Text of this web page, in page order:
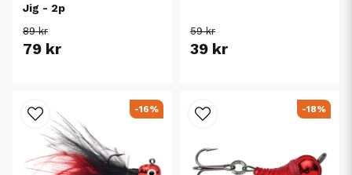
Jig - 2p
89 kr
79 kr
59 kr
39 kr
-16% -18%